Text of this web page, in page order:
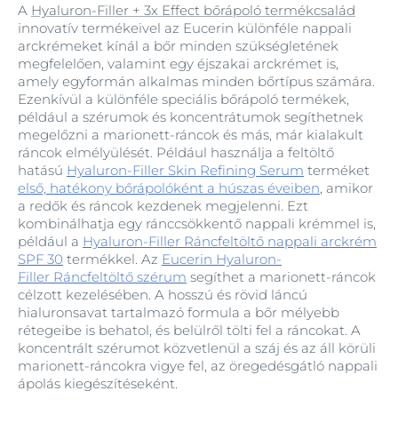
A Hyaluron-Filler + 3x Effect bőrápoló termékcsalád
innovatív termékeivel az Eucerin különféle nappali
arckrémeket kínál a bőr minden szükségletének
megfelelően, valamint egy éjszakai arckrémet is,
amely egyformán alkalmas minden bőrtípus számára.
Ezenkívül a különféle speciális bőrápoló termékek,
például a szérumok és koncentrátumok segíthetnek
megelőzni a marionett‑ráncok és más, már kialakult
ráncok elmélyülését. Például használja a feltöltő
hatású Hyaluron-Filler Skin Refining Serum terméket
első, hatékony bőrápolóként a húszas éveiben , amikor
a redők és ráncok kezdenek megjelenni. Ezt
kombinálhatja egy ránccsökkentő nappali krémmel is,
például a Hyaluron-Filler Ráncfeltöltő nappali arckrém
SPF 30 termékkel. Az Eucerin Hyaluron-
Filler Ráncfeltöltő szérum segíthet a marionett‑ráncok
célzott kezelésében. A hosszú és rövid láncú
hialuronsavat tartalmazó formula a bőr mélyebb
rétegeibe is behatol, és belülről tölti fel a ráncokat. A
koncentrált szérumot közvetlenül a száj és az áll körüli
marionett‑ráncokra vigye fel, az öregedésgátló nappali
ápolás kiegészítéseként.